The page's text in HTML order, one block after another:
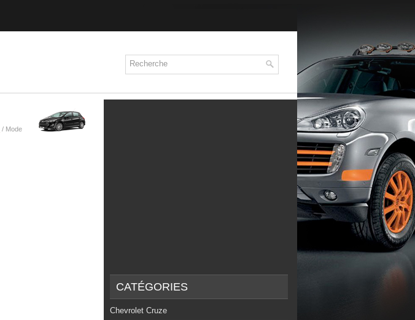
/ Mode
CATÉGORIES
Chevrolet Cruze